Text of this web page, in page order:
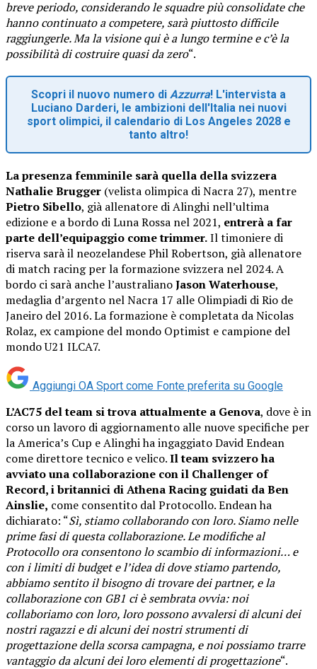
breve periodo, considerando le squadre più consolidate che
hanno continuato a competere, sarà piuttosto difficile
raggiungerle. Ma la visione qui è a lungo termine e c’è la
possibilità di costruire quasi da zero“.
Scopri il nuovo numero di Azzurra! L'intervista a
Luciano Darderi, le ambizioni dell'Italia nei nuovi
sport olimpici, il calendario di Los Angeles 2028 e
tanto altro!
La presenza femminile sarà quella della svizzera
Nathalie Brugger (velista olimpica di Nacra 27), mentre
Pietro Sibello, già allenatore di Alinghi nell’ultima
edizione e a bordo di Luna Rossa nel 2021, entrerà a far
parte dell’equipaggio come trimmer.Il timoniere di
riserva sarà il neozelandese Phil Robertson, già allenatore
di match racing per la formazione svizzera nel 2024. A
bordo ci sarà anche l’australianoJason Waterhouse,
medaglia d’argento nel Nacra 17 alle Olimpiadi di Rio de
Janeiro del 2016. La formazione è completata da Nicolas
Rolaz, ex campione del mondo Optimist e campione del
mondo U21 ILCA7.
Aggiungi OA Sport come Fonte preferita su Google
L’AC75 del team si trova attualmente a Genova, dove è in
corso un lavoro di aggiornamento alle nuove specifiche per
la America’s Cup e Alinghi ha ingaggiato David Endean
come direttore tecnico e velico.Il team svizzero ha
avviato una collaborazione con il Challenger of
Record, i britannici di Athena Racing guidati da Ben
Ainslie, come consentito dal Protocollo. Endean ha
dichiarato: “Sì, stiamo collaborando con loro. Siamo nelle
prime fasi di questa collaborazione. Le modifiche al
Protocollo ora consentono lo scambio di informazioni… e
con i limiti di budget e l’idea di dove stiamo partendo,
abbiamo sentito il bisogno di trovare dei partner, e la
collaborazione con GB1 ci è sembrata ovvia: noi
collaboriamo con loro, loro possono avvalersi di alcuni dei
nostri ragazzi e di alcuni dei nostri strumenti di
progettazione della scorsa campagna, e noi possiamo trarre
vantaggio da alcuni dei loro elementi di progettazione“.